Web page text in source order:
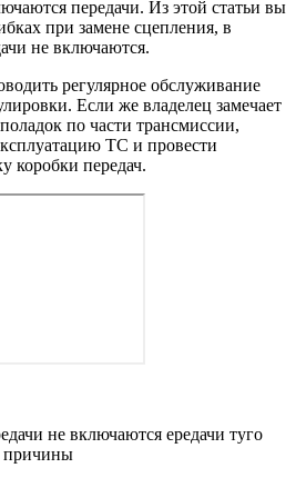
передачи. Из этой статьи вы
при замене сцепления, в
не включаются.
регулярное обслуживание
Если же владелец замечает
по части трансмиссии,
ТС и провести
коробки передач.